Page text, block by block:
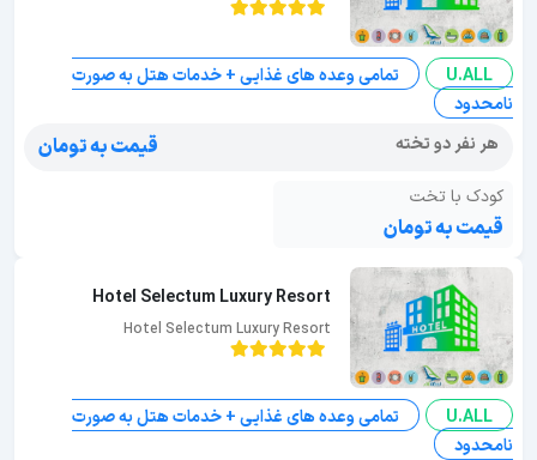
U.ALL
تمامی وعده های غذایی + خدمات هتل به صورت
نامحدود
هر نفر دو تخته
قیمت به تومان
کودک با تخت
قیمت به تومان
Hotel Selectum Luxury Resort
Hotel Selectum Luxury Resort
U.ALL
تمامی وعده های غذایی + خدمات هتل به صورت
نامحدود